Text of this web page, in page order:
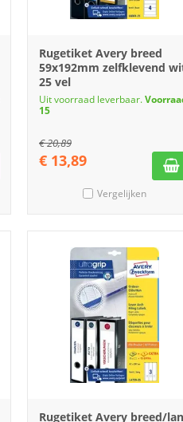
Rugetiket Avery breed
59x192mm zelfklevend
25 vel
Uit voorraad leverbaar.
15
€20,89
€ 13,89
Vergelijken
Rugetiket Avery breed/